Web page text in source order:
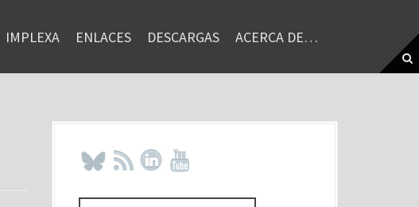
IMPLEXA ENLACES DESCARGAS ACERCA DE…